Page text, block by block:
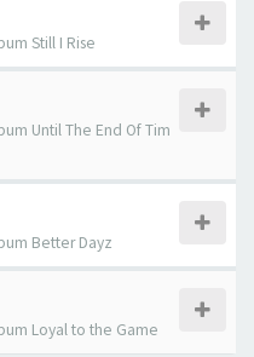
Still I Rise
Until The End Of Tim
Better Dayz
Loyal to the Game